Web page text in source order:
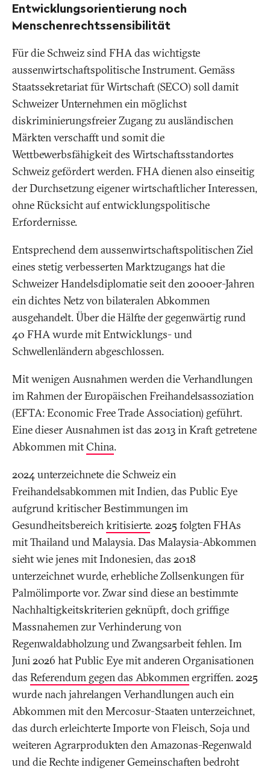
Entwicklungsorientierung noch
Menschenrechtssensibilität
Für die Schweiz sind FHA das wichtigste
aussenwirtschaftspolitische Instrument. Gemäss
Staatssekretariat für Wirtschaft (SECO) soll damit
Schweizer Unternehmen ein möglichst
diskriminierungsfreier Zugang zu ausländischen
Märkten verschafft und somit die
Wettbewerbsfähigkeit des Wirtschaftsstandortes
Schweiz gefördert werden. FHA dienen also einseitig
der Durchsetzung eigener wirtschaftlicher Interessen,
ohne Rücksicht auf entwicklungspolitische
Erfordernisse.
Entsprechend dem aussenwirtschaftspolitischen Ziel
eines stetig verbesserten Marktzugangs hat die
Schweizer Handelsdiplomatie seit den 2000er-Jahren
ein dichtes Netz von bilateralen Abkommen
ausgehandelt. Über die Hälfte der gegenwärtig rund
40 FHA wurde mit Entwicklungs- und
Schwellenländern abgeschlossen.
Mit wenigen Ausnahmen werden die Verhandlungen
im Rahmen der Europäischen Freihandelsassoziation
(EFTA: Economic Free Trade Association) geführt.
Eine dieser Ausnahmen ist das 2013 in Kraft getretene
Abkommen mitChina.
2024 unterzeichnete die Schweiz ein
Freihandelsabkommen mit Indien, das Public Eye
aufgrund kritischer Bestimmungen im
Gesundheitsbereichkritisierte. 2025 folgten FHAs
mit Thailand und Malaysia. Das Malaysia-Abkommen
sieht wie jenes mit Indonesien, das 2018
unterzeichnet wurde, erhebliche Zollsenkungen für
Palmölimporte vor. Zwar sind diese an bestimmte
Nachhaltigkeitskriterien geknüpft, doch griffige
Massnahemenzur Verhinderung von
Regenwaldabholzung und Zwangsarbeit fehlen. Im
Juni 2026 hat Public Eye mit anderen Organisationen
das Referendum gegen das Abkommenergriffen. 2025
wurde nach jahrelangen Verhandlungen auch ein
Abkommen mit den Mercosur-Staaten unterzeichnet,
das durch erleichterte Importe von Fleisch, Soja und
weiteren Agrarprodukten den Amazonas-Regenwald
und die Rechte indigener Gemeinschaften bedroht